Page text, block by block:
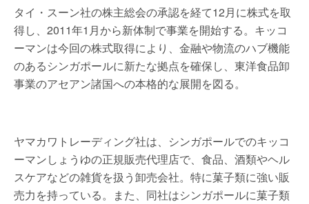
タイ・スーン社の株主総会の承認を経て12月に株式を取
得し、2011年1月から新体制で事業を開始する。キッコ
ーマンは今回の株式取得により、金融や物流のハブ機能
のあるシンガポールに新たな拠点を確保し、東洋食品卸
事業のアセアン諸国への本格的な展開を図る。
ヤマカワトレーディング社は、シンガポールでのキッコ
ーマンしょうゆの正規販売代理店で、食品、酒類やヘル
スケアなどの雑貨を扱う卸売会社。特に菓子類に強い販
売力を持っている。また、同社はシンガポールに菓子類